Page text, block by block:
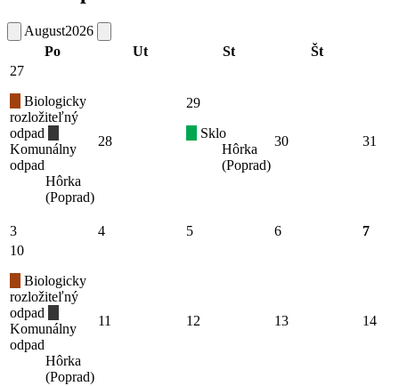
August2026
Po
Ut St Št
27
Biologicky
rozložiteľný
odpad
Komunálny
odpad
Hôrka
(Poprad)
28
29
Sklo
Hôrka
(Poprad)
30 31
3 4 5 6
7
10
Biologicky
rozložiteľný
odpad
Komunálny
odpad
Hôrka
(Poprad)
11 12 13 14